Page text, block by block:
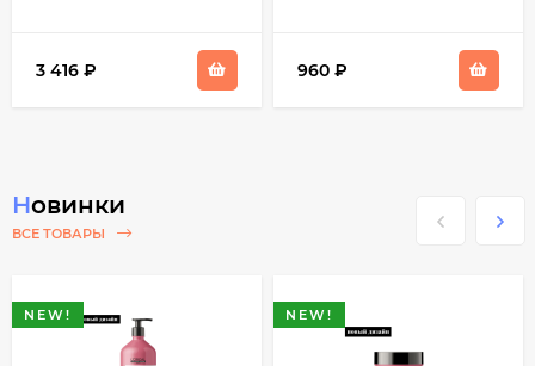
3 416 ₽ 960 ₽
Новинки
ВСЕ ТОВАРЫ
NEW! NEW!